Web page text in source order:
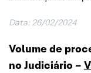
Data: 26/02/2024
Volume de
no Judiciário –